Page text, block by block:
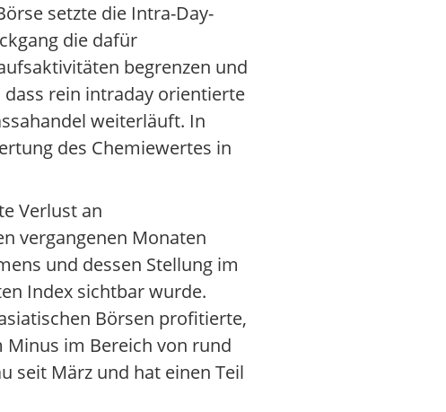
setzte die Intra-Day-
die dafür
begrenzen und
rein intraday orientierte
weiterläuft. In
des Chemiewertes in
Verlust an
vergangenen Monaten
und dessen Stellung im
Index sichtbar wurde.
Börsen profitierte,
im Bereich von rund
seit März und hat einen Teil